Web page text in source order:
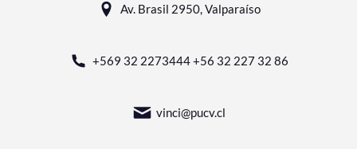
Av. Brasil 2950, Valparaíso
+569 32 2273444 +56 32 227 32 86
vinci@pucv.cl